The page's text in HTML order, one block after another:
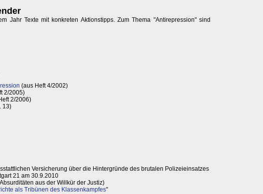
Jahr Texte mit konkreten Aktionstipps. Zum Thema "Antirepression" sind
(aus Heft 4/2002)
2/2005)
2/2006)
13)
Versicherung über die Hintergründe des brutalen Polizeieinsatzes
21 am 30.9.2010
aus der Willkür der Justiz)
als Tribünen des Klassenkampfes"